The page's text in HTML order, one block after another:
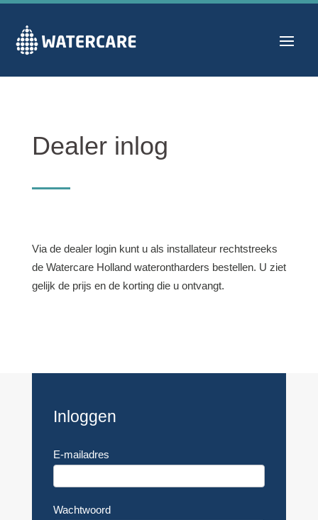
Dealer inlog
Via de dealer login kunt u als installateur rechtstreeks
de Watercare Holland waterontharders bestellen. U ziet
gelijk de prijs en de korting die u ontvangt.
Inloggen
E-mailadres
Wachtwoord